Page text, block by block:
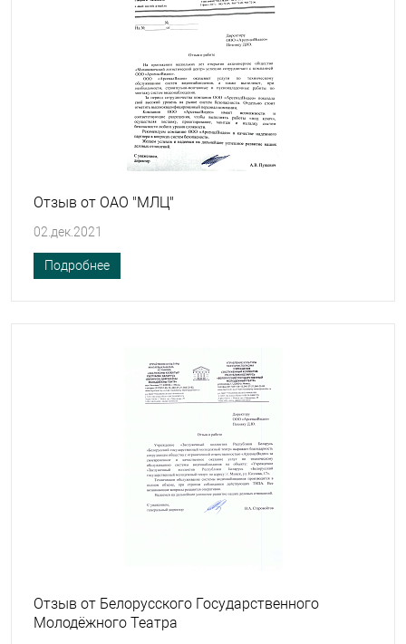
Отзыв от ОАО "МЛЦ"
02.дек.2021
Подробнее
Отзыв от Белорусского Государственного
Молодёжного Театра